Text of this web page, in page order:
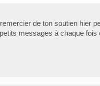
de ton soutien hier
messages à chaque fois